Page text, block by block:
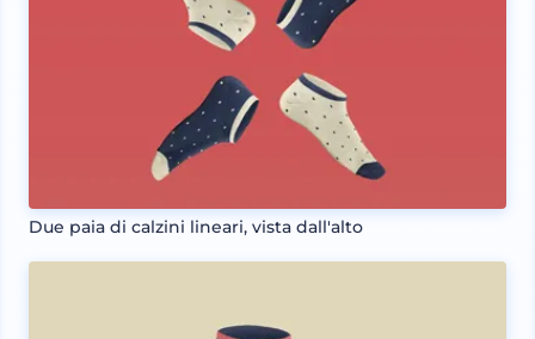
Due paia di calzini lineari, vista dall'alto